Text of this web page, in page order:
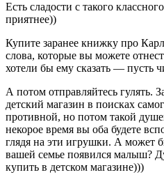
Есть сладости с такого
приятнее))
Купите заранее книжку про
слова, которые вы можете
хотели бы ему сказать — пусть
А потом отправляйтесь гулять.
детский магазин в поисках
противной, но потом такой
некорое время вы оба будете
глядя на эти игрушки. А может
вашей семье появился малыш?
купить в детском магазине)))